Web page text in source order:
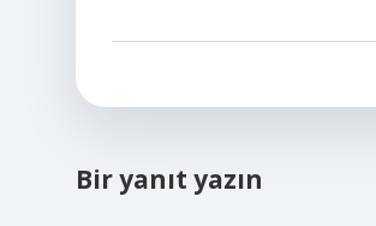
Bir yanıt yazın